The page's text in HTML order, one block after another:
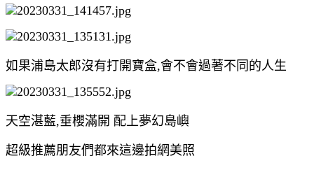
如果浦島太郎沒有打開寶盒,會不會過著不同的人生
天空湛藍,垂櫻滿開 配上夢幻島嶼
超級推薦朋友們都來這邊拍網美照